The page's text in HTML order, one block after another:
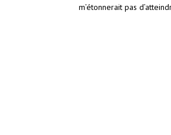
m’étonnerait pas